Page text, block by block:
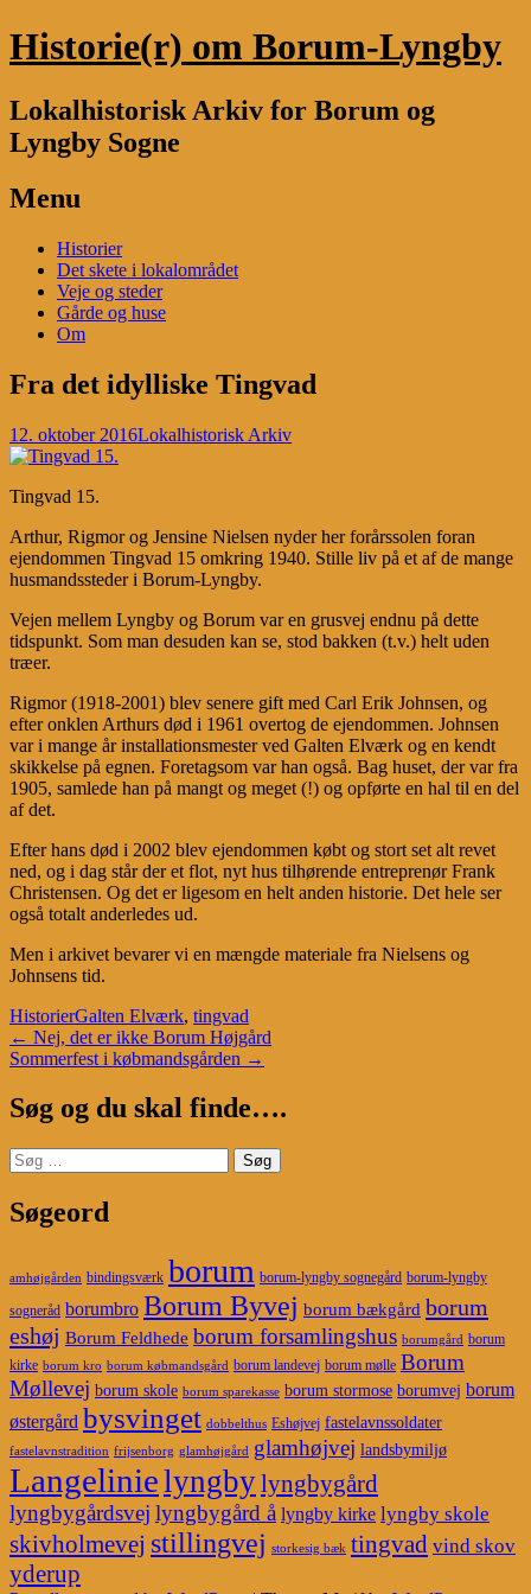
Historie(r) om Borum-Lyngby
Lokalhistorisk Arkiv for Borum og
Lyngby Sogne
Menu
Skip
content
Historier
Det skete i lokalområdet
Veje og steder
Gårde og huse
Om
Fra det idylliske Tingvad
12. oktober 2016Lokalhistorisk Arkiv
Tingvad 15.
Arthur, Rigmor og Jensine Nielsen nyder her forårssolen foran
ejendommen Tingvad 15 omkring 1940. Stille liv på et af de mange
husmandssteder i Borum-Lyngby.
Vejen mellem Lyngby og Borum var en grusvej endnu på dette
tidspunkt. Som man desuden kan se, stod bakken (t.v.) helt uden
træer.
Rigmor (1918-2001) blev senere gift med Carl Erik Johnsen, og
efter onklen Arthurs død i 1961 overtog de ejendommen. Johnsen
var i mange år installationsmester ved Galten Elværk og en kendt
skikkelse på egnen. Foretagsom var han også. Bag huset, der var fra
1905, samlede han på mangt og meget (!) og opførte en hal til en del
af det.
Efter hans død i 2002 blev ejendommen købt og stort set alt revet
ned, og i dag står der et flot, nyt hus tilhørende entreprenør Frank
Christensen. Og det er ligesom en helt anden historie. Det hele ser
også totalt anderledes ud.
Men i arkivet bevarer vi en mængde materiale fra Nielsens og
Johnsens tid.
HistorierGalten Elværk, tingvad
Post
navigation
← Nej, det er ikke Borum Højgård
Sommerfest i købmandsgården →
Søg og du skal finde….
Søg
efter:
Søgeord
amhøjgården bindingsværk borum borum-lyngby sognegård borum-lyngby
sogneråd borumbro Borum Byvej borum bækgård borum
eshøj Borum Feldhede borum forsamlingshus borumgård borum
kirke borum kro borum købmandsgård borum landevej borum mølle Borum
Møllevej borum skole borum sparekasse borum stormose borumvej borum
østergård bysvinget dobbelthus Eshøjvej fastelavnssoldater
fastelavnstradition frijsenborg glamhøjgård glamhøjvej landsbymiljø
Langelinielyngbylyngbygård
lyngbygårdsvej lyngbygård å lyngby kirke lyngby skole
skivholmevej stillingvej storkesig bæk tingvad vind skov
yderup